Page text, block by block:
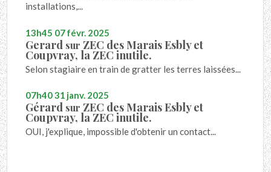
installations,...
13h45 07févr. 2025
Gerard sur ZEC des Marais Esbly et
Coupvray, la ZEC inutile.
Selon stagiaire en train de gratter les terres laissées...
07h4031 janv. 2025
Gérard sur ZEC des Marais Esbly et
Coupvray, la ZEC inutile.
OUI, j'explique, impossible d'obtenir un contact...